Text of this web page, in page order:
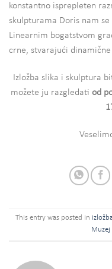
konstantno isprepleten
skulpturama Doris nam
Linearnim bogatstvom
crne, stvarajući
Izložba slika i skulptura
možete ju razgledati od
This entry was posted in izložba
Muzej